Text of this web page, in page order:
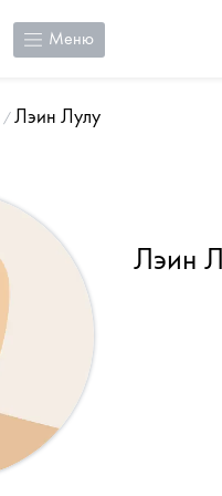
Меню
Лэин Лулу
Лэин